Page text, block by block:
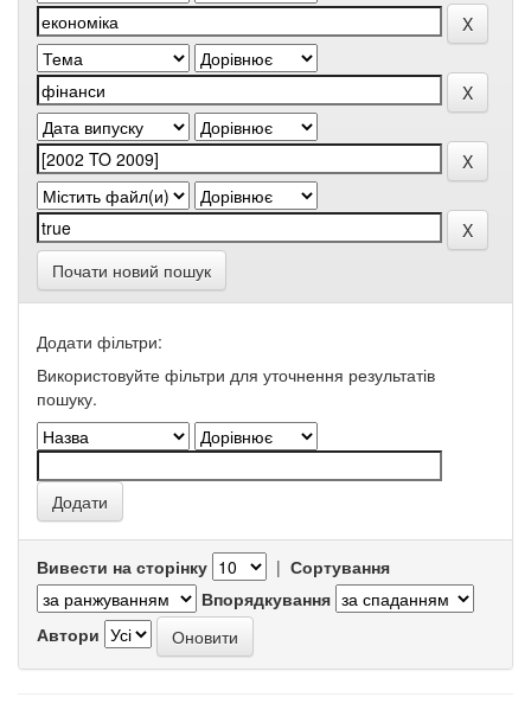
Почати новий пошук
Додати фільтри:
Використовуйте фільтри для уточнення результатів
пошуку.
Вивести на сторінку | Сортування
Впорядкування
Автори